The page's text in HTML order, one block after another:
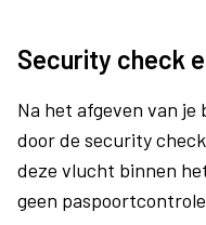
Security check
Na het afgeven van je
door de security
deze vlucht binnen
geen